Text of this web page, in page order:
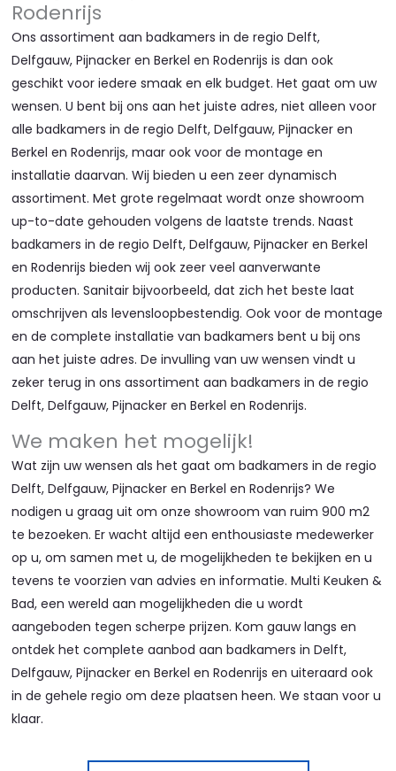
Rodenrijs
Ons assortiment aan badkamers in de regio Delft,
Delfgauw, Pijnacker en Berkel en Rodenrijs is dan ook
geschikt voor iedere smaak en elk budget. Het gaat om uw
wensen. U bent bij ons aan het juiste adres, niet alleen voor
alle badkamers in de regio Delft, Delfgauw, Pijnacker en
Berkel en Rodenrijs, maar ook voor de montage en
installatie daarvan. Wij bieden u een zeer dynamisch
assortiment. Met grote regelmaat wordt onze showroom
up-to-date gehouden volgens de laatste trends. Naast
badkamers in de regio Delft, Delfgauw, Pijnacker en Berkel
en Rodenrijs bieden wij ook zeer veel aanverwante
producten. Sanitair bijvoorbeeld, dat zich het beste laat
omschrijven als levensloopbestendig. Ook voor de montage
en de complete installatie van badkamers bent u bij ons
aan het juiste adres. De invulling van uw wensen vindt u
zeker terug in ons assortiment aan badkamers in de regio
Delft, Delfgauw, Pijnacker en Berkel en Rodenrijs.
We maken het mogelijk!
Wat zijn uw wensen als het gaat om badkamers in de regio
Delft, Delfgauw, Pijnacker en Berkel en Rodenrijs? We
nodigen u graag uit om onze showroom van ruim 900 m2
te bezoeken. Er wacht altijd een enthousiaste medewerker
op u, om samen met u, de mogelijkheden te bekijken en u
tevens te voorzien van advies en informatie. Multi Keuken &
Bad, een wereld aan mogelijkheden die u wordt
aangeboden tegen scherpe prijzen. Kom gauw langs en
ontdek het complete aanbod aan badkamers in Delft,
Delfgauw, Pijnacker en Berkel en Rodenrijs en uiteraard ook
in de gehele regio om deze plaatsen heen. We staan voor u
klaar.